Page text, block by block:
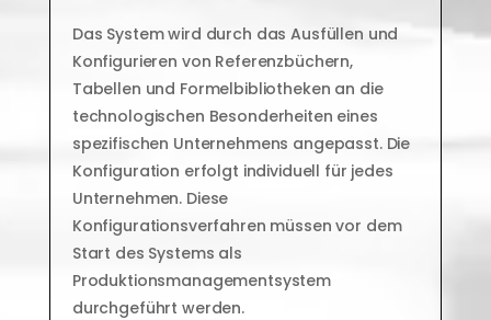
Das System wird durch das Ausfüllen und
Konfigurieren von Referenzbüchern,
Tabellen und Formelbibliotheken an die
technologischen Besonderheiten eines
spezifischen Unternehmens angepasst. Die
Konfiguration erfolgt individuell für jedes
Unternehmen. Diese
Konfigurationsverfahren müssen vor dem
Start des Systems als
Produktionsmanagementsystem
durchgeführt werden.